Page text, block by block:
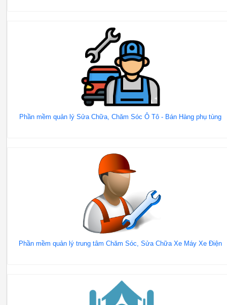
Phần mềm quản lý Sửa Chữa, Chăm Sóc Ô Tô - Bán Hàng phụ tùng
Phần mềm quản lý trung tâm Chăm Sóc, Sửa Chữa Xe Máy Xe Điện